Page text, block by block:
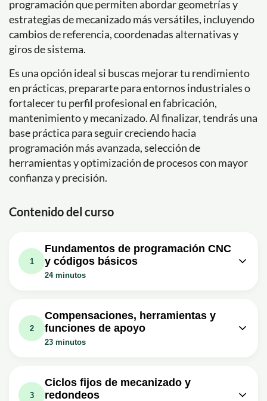
programación que permiten abordar geometrías y
estrategias de mecanizado más versátiles, incluyendo
cambios de referencia, coordenadas alternativas y
giros de sistema.
Es una opción ideal si buscas mejorar tu rendimiento
en prácticas, prepararte para entornos industriales o
fortalecer tu perfil profesional en fabricación,
mantenimiento y mecanizado. Al finalizar, tendrás una
base práctica para seguir creciendo hacia
programación más avanzada, selección de
herramientas y optimización de procesos con mayor
confianza y precisión.
Contenido del curso
1
Fundamentos de programación CNC
y códigos básicos
24 minutos
desde cero #1 | Aprende Código G -
G1, G90 y G91.
Ejercicio: _¿Qué función se utiliza para definir el sistema
Lección en vídeo: INTERPOLACIÓN
CIRCULAR en Fresadora CNC - G2 y
09m
2
Compensaciones, herramientas y
funciones de apoyo
23 minutos
LATERAL en fresadora CNC - G41 y
G42 | CURSO CNC #4
3
Ciclos fijos de mecanizado y
redondeos